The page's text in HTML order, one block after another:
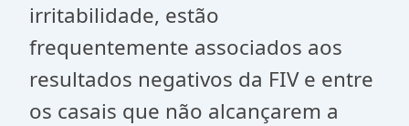
irritabilidade, estão
frequentemente associados aos
resultados negativos da FIV e entre
os casais que não alcançarem a